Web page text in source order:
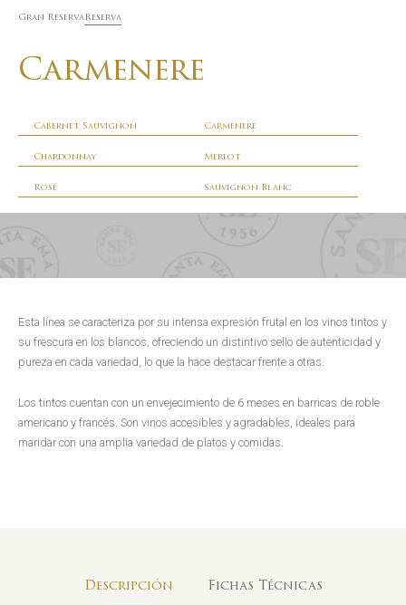
Gran Reserva Reserva
Carmenere
Cabernet Sauvignon Carmenere
Chardonnay Merlot
Rosé Sauvignon Blanc
Esta línea se caracteriza por su intensa expresión frutal en los vinos tintos y
su frescura en los blancos, ofreciendo un distintivo sello de autenticidad y
pureza en cada variedad, lo que la hace destacar frente a otras.
Los tintos cuentan con un envejecimiento de 6 meses en barricas de roble
americano y francés. Son vinos accesibles y agradables, ideales para
maridar con una amplia variedad de platos y comidas.
Descripción Fichas Técnicas